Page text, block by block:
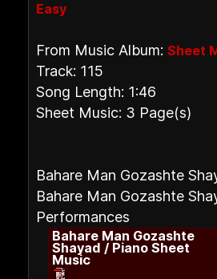
Easy
From Music Album: Sheet
Track: 115
Song Length: 1:46
Sheet Music: 3 Page(s)
Bahare Man Gozashte
Bahare Man Gozashte
Performances
Bahare Man Gozashte
Shayad / Piano Sheet
Music